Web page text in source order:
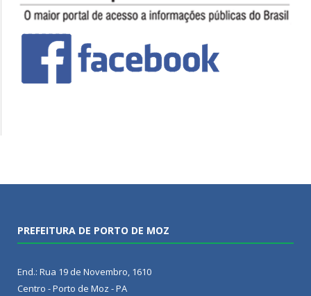
PREFEITURA DE PORTO DE MOZ
End.: Rua 19 de Novembro, 1610
Centro - Porto de Moz - PA